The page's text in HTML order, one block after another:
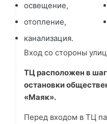
освещение,
отопление,
канализация.
Вход со стороны
ТЦ расположен в
остановки
«Маяк».
Перед входом в ТЦ